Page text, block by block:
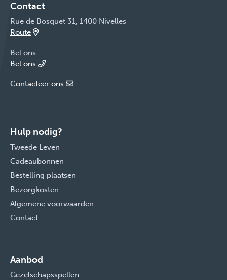
Contact
Rue de Bosquet 31, 1400 Nivelles
Route
Bel ons
Bel ons
Contacteer ons
Hulp nodig?
Tweede Leven
Cadeaubonnen
Bestelling plaatsen
Bezorgkosten
Algemene voorwaarden
Contact
Aanbod
Gezelschapsspellen